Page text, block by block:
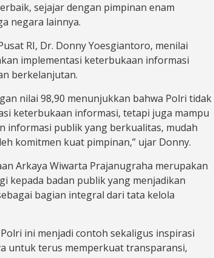
sejajar dengan pimpinan enam
negara lainnya.
RI, Dr. Donny Yoesgiantoro, menilai
implementasi keterbukaan informasi
berkelanjutan.
nilai 98,90 menunjukkan bahwa Polri tidak
keterbukaan informasi, tetapi juga mampu
informasi publik yang berkualitas, mudah
komitmen kuat pimpinan,” ujar Donny.
Arkaya Wiwarta Prajanugraha merupakan
kepada badan publik yang menjadikan
bagian integral dari tata kelola
ini menjadi contoh sekaligus inspirasi
untuk terus memperkuat transparansi,